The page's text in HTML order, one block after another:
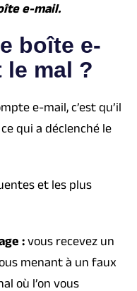
e-mail.
boîte e-
le mal ?
e-mail, c’est qu’il
qui a déclenché le
et les plus
: vous recevez un
menant à un faux
où l’on vous